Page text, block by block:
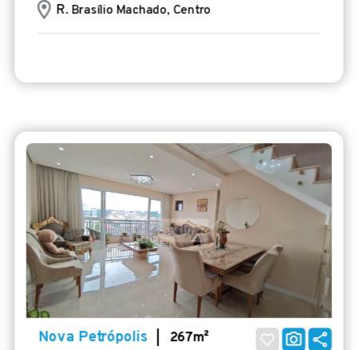
R. Brasílio Machado, Centro
Nova Petrópolis| 267m²